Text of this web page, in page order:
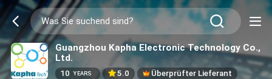
Guangzhou Kapha Electronic Technology Co.,
Ltd.
10 YEARS 5.0 Überprüfter Lieferant